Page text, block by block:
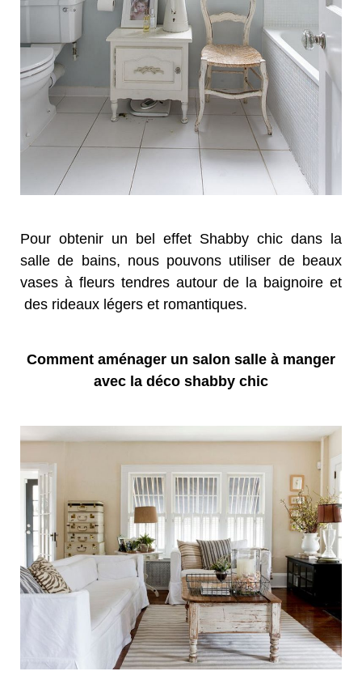
Pour obtenir un bel effet Shabby chic dans la
salle de bains, nous pouvons utiliser de beaux
vases à fleurs tendres autour de la baignoire et
des rideaux légers et romantiques.
Comment aménager un salon salle à manger
avec la déco shabby chic